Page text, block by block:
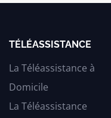
TÉLÉASSISTANCE
La Téléassistance à
Domicile
La Téléassistance